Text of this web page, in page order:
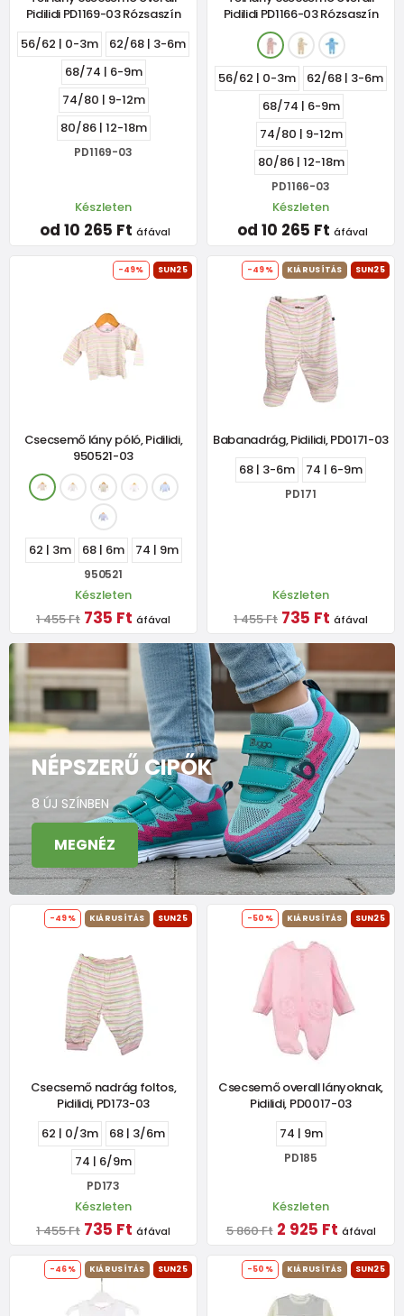
Pidilidi PD1169-03 Rózsaszín
56/62 | 0-3m
62/68 | 3-6m
68/74 | 6-9m
74/80 | 9-12m
80/86 | 12-18m
PD1169-03
Készleten
od 10 265 Ft áfával
Pidilidi PD1166-03 Rózsaszín
56/62 | 0-3m
62/68 | 3-6m
68/74 | 6-9m
74/80 | 9-12m
80/86 | 12-18m
PD1166-03
Készleten
od 10 265 Ft áfával
-49% SUN25
Csecsemő lány póló, Pidilidi,
950521-03
62 | 3m 68 | 6m 74 | 9m
950521
Készleten
1 455 Ft 735 Ft áfával
-49% KIÁRUSÍTÁS SUN25
Babanadrág, Pidilidi, PD0171-03
68 | 3-6m
74 | 6-9m
PD171
Készleten
1 455 Ft 735 Ft áfával
NÉPSZERŰ CIPŐK
8 ÚJ SZÍNBEN
MEGNÉZ
-49% KIÁRUSÍTÁS SUN25
Csecsemő nadrág foltos,
Pidilidi, PD173-03
62 | 0/3m
68 | 3/6m
74 | 6/9m
PD173
Készleten
1 455 Ft 735 Ft áfával
-50% KIÁRUSÍTÁS SUN25
Csecsemő overall lányoknak,
Pidilidi, PD0017-03
74 | 9m
PD185
Készleten
5 860 Ft 2 925 Ft áfával
-46% KIÁRUSÍTÁS SUN25 -50% KIÁRUSÍTÁS SUN25